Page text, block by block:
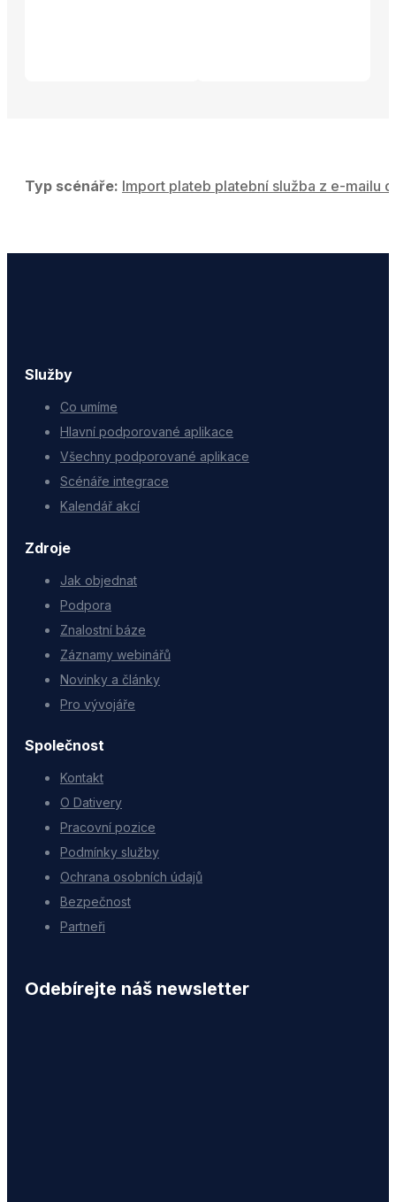
Typ scénáře: Import plateb platební služba z e-mailu
Služby
Co umíme
Hlavní podporované aplikace
Všechny podporované aplikace
Scénáře integrace
Kalendář akcí
Zdroje
Jak objednat
Podpora
Znalostní báze
Záznamy webinářů
Novinky a články
Pro vývojáře
Společnost
Kontakt
O Dativery
Pracovní pozice
Podmínky služby
Ochrana osobních údajů
Bezpečnost
Partneři
Odebírejte náš newsletter